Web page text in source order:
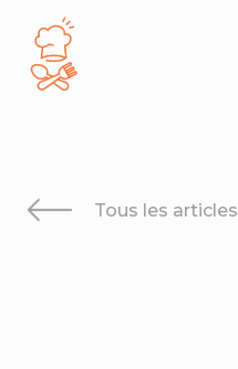
Tous les articles